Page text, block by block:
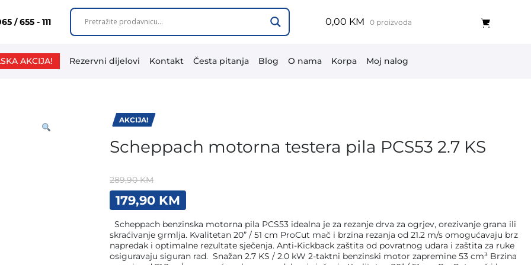
/ 655 - 111 0,00 KM 0 proizvoda
AKCIJA! Rezervni dijelovi Kontakt Česta pitanja Blog O nama Korpa Moj nalog
AKCIJA!
Scheppach motorna testera pila PCS53 2.7 KS
289,90KM
Original
price
was:
289,90 KM.
179,90 KM
Current
price
is:
179,90 KM.
Scheppach benzinska motorna pila PCS53 idealna je za rezanje drva za ogrjev, orezivanje grana ili
skraćivanje grmlja. Kvalitetan 20” / 51 cm ProCut mač i brzina rezanja od 21.2 m/s omogućavaju brz
napredak i optimalne rezultate sječenja. Anti-Kickback zaštita od povratnog udara i zaštita za ruke
osiguravaju siguran rad. Snažan 2.7 KS / 2.0 kW 2-taktni benzinski motor zapremine 53 cm³ Brzina